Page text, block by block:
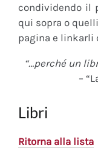
condividendo il
qui sopra o
pagina e linkarli
“…perché un
–
Libri
Ritorna alla lista